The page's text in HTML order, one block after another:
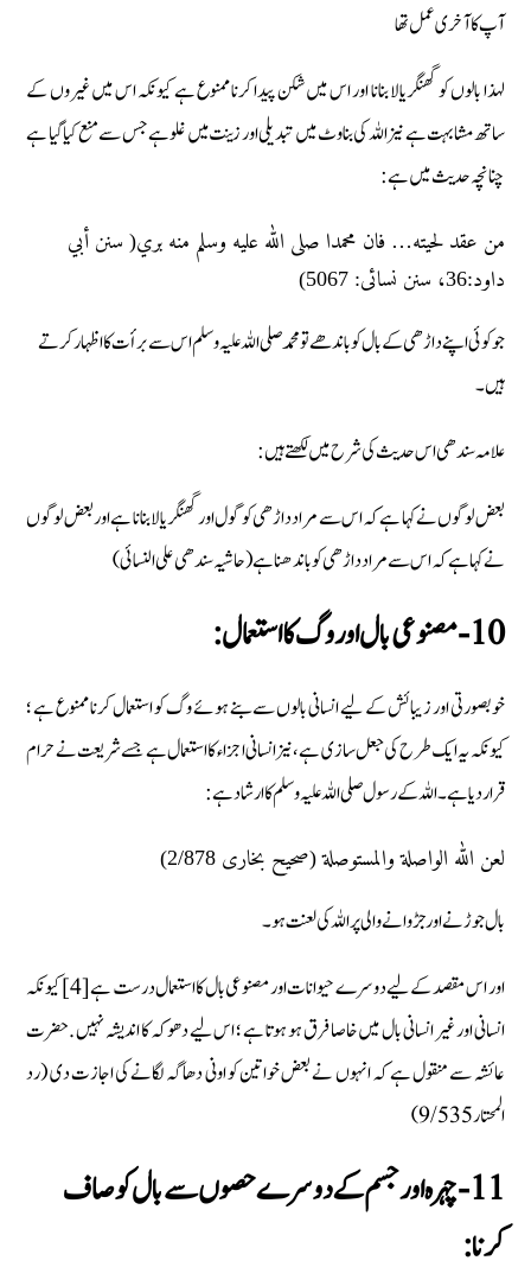
آپ کا آخری عمل تھا
لہذا بالوں کو گھنگریالا بنانا اور اس میں شکن پیدا کرنا ممنوع ہے کیونکہ اس میں غیروں کے
ساتھ مشابہت ہے نیز اللہ کی بناوٹ میں تبدیلی اور زینت میں غلو ہے جس سے منع کیا گیا ہے
چنانچہ حدیث میں ہے :
من عقد لحيته… فان محمدا صلى الله عليه وسلم منه بري( سنن أبي
داود:36، سنن نسائی: 5067)
جو کوئی اپنے داڑھی کے بال کو باندھے تو محمد صلی اللہ علیہ وسلم اس سے برأت کا اظہار کرتے
ہیں۔
علامہ سندھی اس حدیث کی شرح میں لکھتے ہیں:
بعض لوگوں نے کہا ہے کہ اس سے مراد داڑھی کو گول اور گھنگریالا بنانا ہے اور بعض لوگوں
نے کہا ہے کہ اس سے مراد داڑھی کو باندھنا ہے (حاشیہ سندھی علی النسائی)
10-مصنوعی بال اور وگ کا استعمال:
خوبصورتی اور زیبائش کے لیے انسانی بالوں سے بنے ہوئے وگ کو استعمال کرنا ممنوع ہے ؛
کیونکہ یہ ایک طرح کی جعل سازی ہے، نیز انسانی اجزاء کا استعمال ہے جسے شریعت نے حرام
قرار دیا ہے۔ اللہ کے رسول صلی اللہ علیہ وسلم کا ارشاد ہے:
لعن الله الواصلة والمستوصلة (صحيح بخارى 2/878)
بال جوڑنے اور جڑوانے والی پر اللہ کی لعنت ہو۔
اور اس مقصد کے لیے دوسرے حیوانات اور مصنوعی بال کا استعمال درست ہے[4] کیونکہ
انسانی اور غیر انسانی بال میں خاصا فرق ہو ہوتا ہے ؛ اس لیے دھوکہ کا اندیشہ نہیں .حضرت
عائشہ سے منقول ہے کہ انہوں نے بعض خواتین کو اونی دھاگہ لگانے کی اجازت دی (رد
المحتار9/535)
11- چہرہ اور جسم کے دوسرے حصوں سے بال کو صاف
کرنا: